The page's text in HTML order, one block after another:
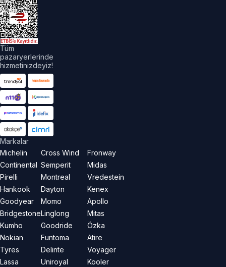
Tüm
pazaryerlerinde
hizmetinizdeyiz!
Markalar
Michelin
Continental
Pirelli
Hankook
Goodyear
Bridgestone
Kumho
Nokian
Tyres
Lassa
Cross Wind
Semperit
Montreal
Dayton
Momo
Linglong
Goodride
Funtoma
Delinte
Uniroyal
Fronway
Midas
Vredestein
Kenex
Apollo
Mitas
Özka
Atire
Voyager
Kooler